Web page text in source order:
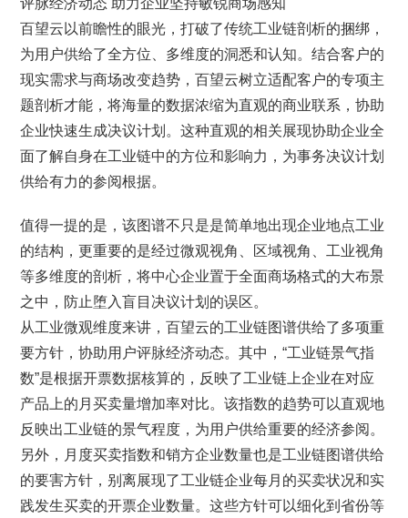
评脉经济动态 助力企业坚持敏锐商场感知
百望云以前瞻性的眼光，打破了传统工业链剖析的捆绑，
为用户供给了全方位、多维度的洞悉和认知。结合客户的
现实需求与商场改变趋势，百望云树立适配客户的专项主
题剖析才能，将海量的数据浓缩为直观的商业联系，协助
企业快速生成决议计划。这种直观的相关展现协助企业全
面了解自身在工业链中的方位和影响力，为事务决议计划
供给有力的参阅根据。
值得一提的是，该图谱不只是是简单地出现企业地点工业
的结构，更重要的是经过微观视角、区域视角、工业视角
等多维度的剖析，将中心企业置于全面商场格式的大布景
之中，防止堕入盲目决议计划的误区。
从工业微观维度来讲，百望云的工业链图谱供给了多项重
要方针，协助用户评脉经济动态。其中，“工业链景气指
数”是根据开票数据核算的，反映了工业链上企业在对应
产品上的月买卖量增加率对比。该指数的趋势可以直观地
反映出工业链的景气程度，为用户供给重要的经济参阅。
另外，月度买卖指数和销方企业数量也是工业链图谱供给
的要害方针，别离展现了工业链企业每月的买卖状况和实
践发生买卖的开票企业数量。这些方针可以细化到省份等